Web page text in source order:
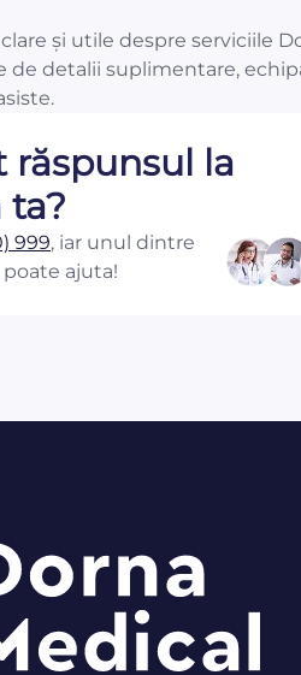
și utile despre serviciile
de detalii suplimentare,
răspunsul la
999, iar unul dintre
ajuta!